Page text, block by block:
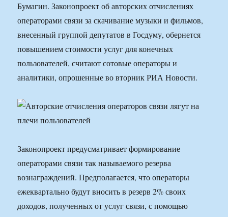
Бумагин. Законопроект об авторских отчислениях
операторами связи за скачивание музыки и фильмов,
внесенный группой депутатов в Госдуму, обернется
повышением стоимости услуг для конечных
пользователей, считают сотовые операторы и
аналитики, опрошенные во вторник РИА Новости.
Законопроект предусматривает формирование
операторами связи так называемого резерва
вознаграждений. Предполагается, что операторы
ежеквартально будут вносить в резерв 2% своих
доходов, полученных от услуг связи, с помощью